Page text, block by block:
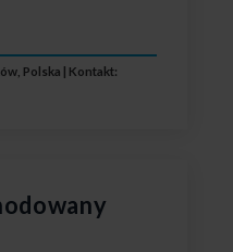
Polska | Kontakt: